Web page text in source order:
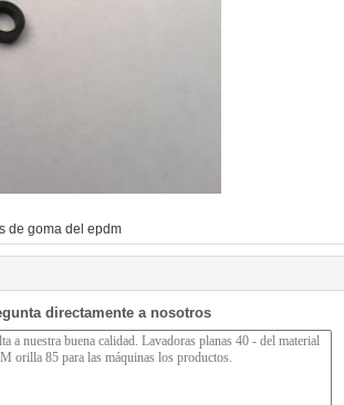
de goma del epdm
directamente a nosotros